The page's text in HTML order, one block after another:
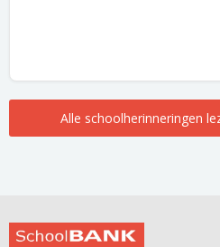
Alle schoolherinneringen